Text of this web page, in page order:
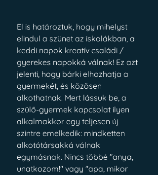
El is határoztuk, hogy mihelyst
elindul a szünet az iskolákban, a
keddi napok kreatív családi /
gyerekes napokká válnak! Ez azt
jelenti, hogy bárki elhozhatja a
gyermekét, és közösen
alkothatnak. Mert lássuk be, a
szülő-gyermek kapcsolat ilyen
alkalmakkor egy teljesen új
szintre emelkedik: mindketten
alkotótársakká válnak
egymásnak. Nincs többé "anya,
unatkozom!" vagy "apa, mikor